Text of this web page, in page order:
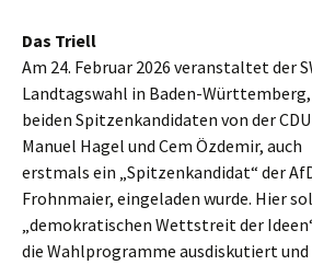
Das Triell
Am 24. Februar 2026 veranstaltet der
Landtagswahl in Baden-Württemberg,
beiden Spitzenkandidaten von der
Manuel Hagel und Cem Özdemir, auch
erstmals ein „Spitzenkandidat“ der
Frohnmaier, eingeladen wurde. Hier
„demokratischen Wettstreit der
die Wahlprogramme ausdiskutiert und